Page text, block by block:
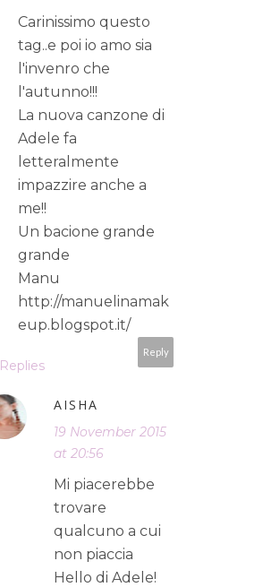
Carinissimo questo
tag..e poi io amo sia
l'invenro che
l'autunno!!!
La nuova canzone di
Adele fa
letteralmente
impazzire anche a
me!!
Un bacione grande
grande
Manu
http://manuelinamak
eup.blogspot.it/
Reply
Replies
AISHA
19 November 2015
at 20:56
Mi piacerebbe
trovare
qualcuno a cui
non piaccia
Hello di Adele!